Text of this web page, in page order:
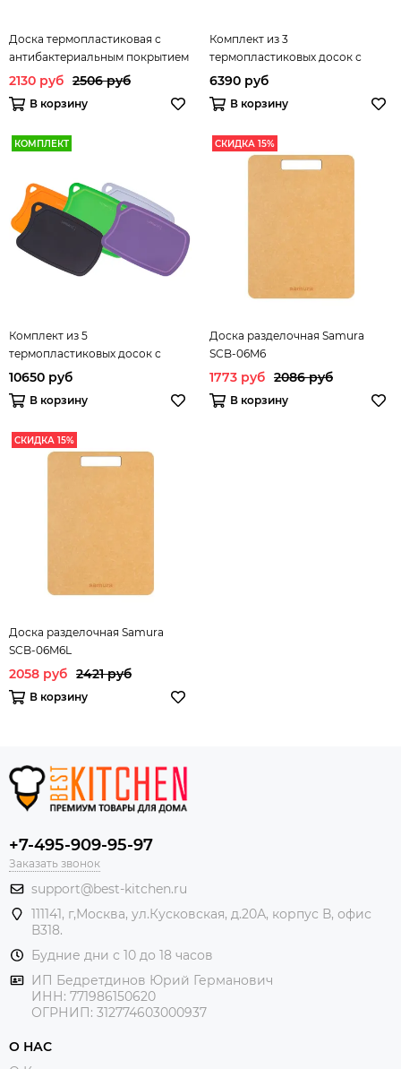
Доска термопластиковая с
антибактериальным покрытием
Samura FUSION SF-02Y/16
2130 руб 2506 руб
В корзину
Комплект из 3
термопластиковых досок с
антибактериальным покрытием
6390 руб
В корзину
КОМПЛЕКТ
Комплект из 5
термопластиковых досок с
антибактериальным покрытием
10650 руб
В корзину
СКИДКА 15%
Доска разделочная Samura
SCB-06M6
1773 руб 2086 руб
В корзину
СКИДКА 15%
Доска разделочная Samura
SCB-06M6L
2058 руб 2421 руб
В корзину
+7-495-909-95-97
Заказать звонок
support@best-kitchen.ru
111141, г,Москва, ул.Кусковская, д.20А, корпус В, офис
В318.
Будние дни с 10 до 18 часов
ИП Бедретдинов Юрий Германович
ИНН: 771986150620
ОГРНИП: 312774603000937
О НАС